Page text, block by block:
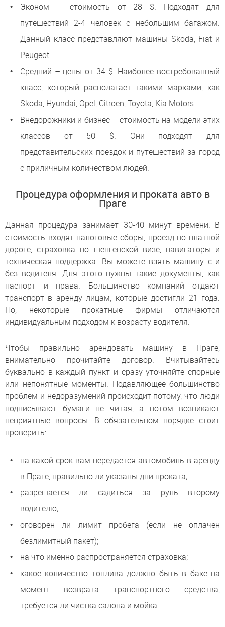
Эконом – стоимость от 28 $. Подходят для
путешествий 2-4 человек с небольшим багажом.
Данный класс представляют машины Skoda, Fiat и
Peugeot.
Средний – цены от 34 $. Наиболее востребованный
класс, который располагает такими марками, как
Skoda, Hyundai, Opel, Citroen, Toyota, Kia Motors.
Внедорожники и бизнес – стоимость на модели этих
классов от 50 $. Они подходят для
представительских поездок и путешествий за город
с приличным количеством людей.
Процедура оформления и проката авто в
Праге
Данная процедура занимает 30-40 минут времени. В
стоимость входят налоговые сборы, проезд по платной
дороге, страховка по шенгенской визе, навигаторы и
техническая поддержка. Вы можете взять машину с и
без водителя. Для этого нужны такие документы, как
паспорт и права. Большинство компаний отдают
транспорт в аренду лицам, которые достигли 21 года.
Но, некоторые прокатные фирмы отличаются
индивидуальным подходом к возрасту водителя.
Чтобы правильно арендовать машину в Праге,
внимательно прочитайте договор. Вчитывайтесь
буквально в каждый пункт и сразу уточняйте спорные
или непонятные моменты. Подавляющее большинство
проблем и недоразумений происходит потому, что люди
подписывают бумаги не читая, а потом возникают
неприятные вопросы. В обязательном порядке стоит
проверить:
на какой срок вам передается автомобиль в аренду
в Праге, правильно ли указаны дни проката;
разрешается ли садиться за руль второму
водителю;
оговорен ли лимит пробега (если не оплачен
безлимитный пакет);
на что именно распространяется страховка;
какое количество топлива должно быть в баке на
момент возврата транспортного средства,
требуется ли чистка салона и мойка.